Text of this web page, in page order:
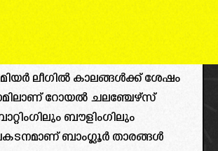
ലീഗിൽ കാലങ്ങൾക്ക് ശേഷം
റോയൽ ചലഞ്ചേഴ്‌സ്
ബൗളിംഗിലും
ബാംഗ്ലൂർ താരങ്ങൾ